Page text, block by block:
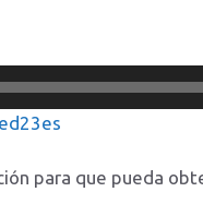
para que pueda